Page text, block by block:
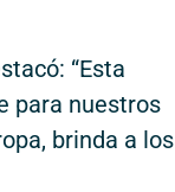
“Esta
para nuestros
brinda a los